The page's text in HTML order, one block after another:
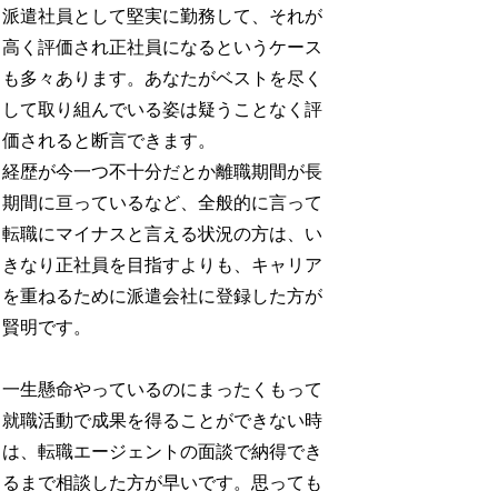
派遣社員として堅実に勤務して、それが
高く評価され正社員になるというケース
も多々あります。あなたがベストを尽く
して取り組んでいる姿は疑うことなく評
価されると断言できます。
経歴が今一つ不十分だとか離職期間が長
期間に亘っているなど、全般的に言って
転職にマイナスと言える状況の方は、い
きなり正社員を目指すよりも、キャリア
を重ねるために派遣会社に登録した方が
賢明です。
一生懸命やっているのにまったくもって
就職活動で成果を得ることができない時
は、転職エージェントの面談で納得でき
るまで相談した方が早いです。思っても